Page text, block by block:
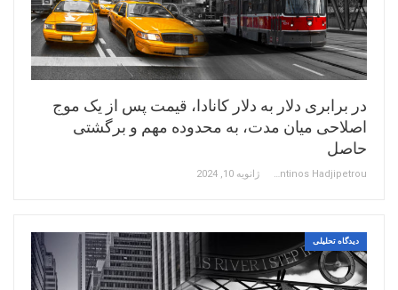
در برابری دلار به دلار کانادا، قیمت پس از یک موج
اصلاحی میان مدت، به محدوده مهم و برگشتی
حاصل
Constantinos Hadjipetrou ژانویه 10, 2024
دیدگاه تحلیلی